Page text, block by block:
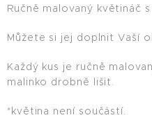
Ručně malovaný květináč
Můžete si jej doplnit Vaší
Každý kus je ručně
malinko drobně lišit.
*květina není součástí.